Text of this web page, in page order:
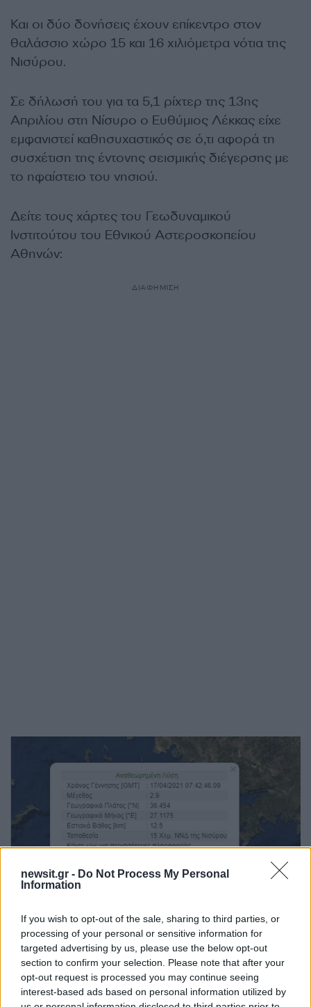
newsit.gr - Do Not Process My Personal
Information
If you wish to opt-out of the sale, sharing to third parties, or
processing of your personal or sensitive information for
targeted advertising by us, please use the below opt-out
section to confirm your selection. Please note that after your
opt-out request is processed you may continue seeing
interest-based ads based on personal information utilized by
Και οι δύο δονήσεις έχουν επίκεντρο στον
θαλάσσιο χώρο 15 και 16 χιλιόμετρα νότια της
Νισύρου.
Σε δήλωσή του για τα 5,1 ρίχτερ της 13ης
Απριλίου στη Νίσυρο ο Ευθύμιος Λέκκας είχε
εμφανιστεί καθησυχαστικός σε ό,τι αφορά τη
συσχέτιση της έντονης σεισμικής διέγερσης με
το ηφαίστειο του νησιού.
Δείτε τους χάρτες του Γεωδυναμικού
Ινστιτούτου του Εθνικού Αστεροσκοπείου
Αθηνών:
ΔΙΑΦΗΜΙΣΗ